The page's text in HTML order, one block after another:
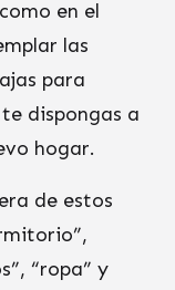
en el
las
para
dispongas a
hogar.
de estos
“ropa” y